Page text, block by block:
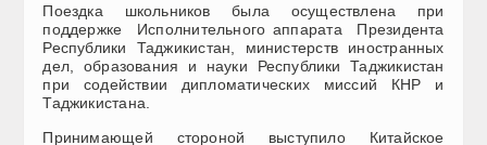
Поездка школьников была осуществлена при
поддержке Исполнительного аппарата Президента
Республики Таджикистан, министерств иностранных
дел, образования и науки Республики Таджикистан
при содействии дипломатических миссий КНР и
Таджикистана.
Принимающей стороной выступило Китайское